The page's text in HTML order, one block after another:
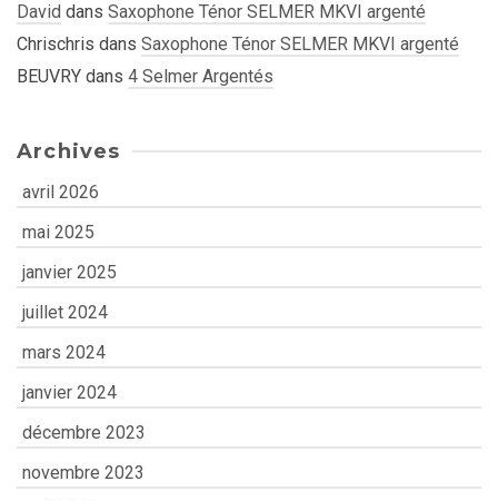
David dans Saxophone Ténor SELMER MKVI argenté
Chrischris dans Saxophone Ténor SELMER MKVI argenté
BEUVRY dans 4 Selmer Argentés
Archives
avril 2026
mai 2025
janvier 2025
juillet 2024
mars 2024
janvier 2024
décembre 2023
novembre 2023